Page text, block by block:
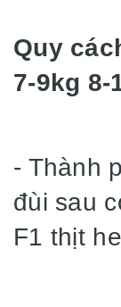
Quy
7-9kg 8-
- Thành
đùi sau
F1 thịt